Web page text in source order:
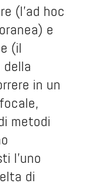
(l’ad hoc
e
(il
in un
metodi
l’uno
di